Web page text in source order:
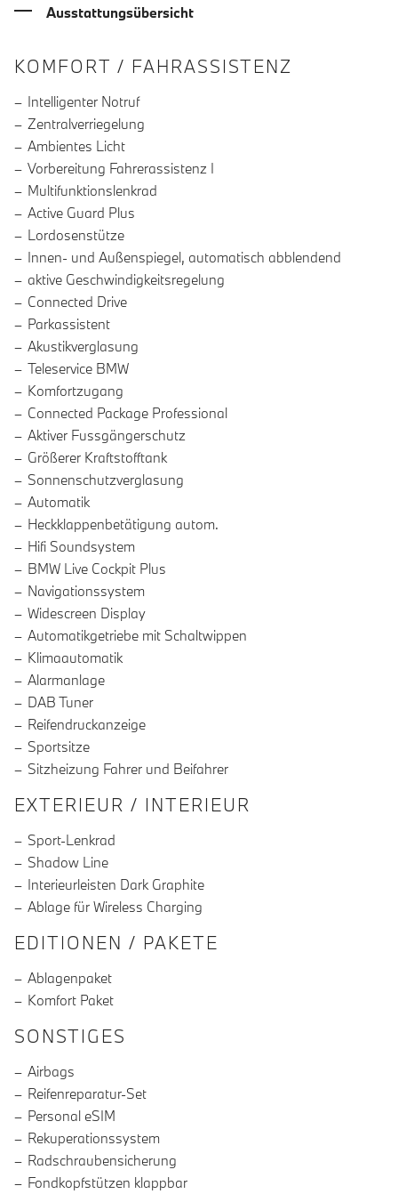
Ausstattungsübersicht
INFORMATIONEN ÜBER DIE
KOMFORT / FAHRASSISTENZ
Intelligenter Notruf
Zentralverriegelung
Ambientes Licht
Vorbereitung Fahrerassistenz I
Multifunktionslenkrad
Active Guard Plus
Lordosenstütze
Innen- und Außenspiegel, automatisch abblendend
aktive Geschwindigkeitsregelung
Connected Drive
Parkassistent
Akustikverglasung
Teleservice BMW
Komfortzugang
Connected Package Professional
Aktiver Fussgängerschutz
Größerer Kraftstofftank
Sonnenschutzverglasung
Automatik
Heckklappenbetätigung autom.
Hifi Soundsystem
BMW Live Cockpit Plus
Navigationssystem
Widescreen Display
Automatikgetriebe mit Schaltwippen
Klimaautomatik
Alarmanlage
DAB Tuner
Reifendruckanzeige
Sportsitze
Sitzheizung Fahrer und Beifahrer
EXTERIEUR / INTERIEUR
Sport-Lenkrad
Shadow Line
Interieurleisten Dark Graphite
Ablage für Wireless Charging
EDITIONEN / PAKETE
Ablagenpaket
Komfort Paket
SONSTIGES
Airbags
Reifenreparatur-Set
Personal eSIM
Rekuperationssystem
Radschraubensicherung
Fondkopfstützen klappbar